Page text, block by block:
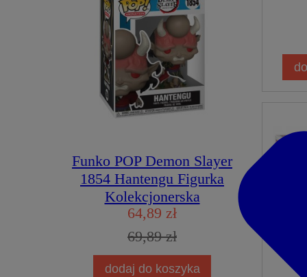
Funko POP Demon Slayer
1854 Hantengu Figurka
Kolekcjonerska
64,89 zł
69,89 zł
dodaj do koszyka